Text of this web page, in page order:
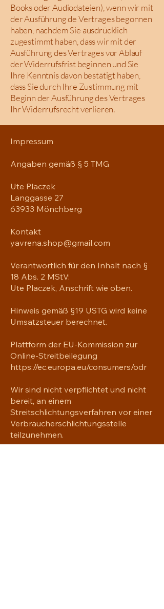
Books oder Audiodateien), wenn wir mit
der Ausführung de Vertrages begonnen
haben, nachdem Sie ausdrücklich
zugestimmt haben, dass wir mit der
Ausführung des Vertrages vor Ablauf
der Widerrufsfrist beginnen und Sie
Ihre Kenntnis davon bestätigt haben,
dass Sie durch Ihre Zustimmung mit
Beginn der Ausführung des Vertrages
Ihr Widerrufsrecht verlieren.
Impressum
Angaben gemäß § 5 TMG
Ute Placzek
Langgasse 27
63933 Mönchberg
Kontakt
yavrena.shop@gmail.com
Verantwortlich für den Inhalt nach §
18 Abs. 2 MStV:
Ute Placzek, Anschrift wie oben.
Hinweis gemäß §19 USTG wird keine
Umsatzsteuer berechnet.
Plattform der EU-Kommission zur
Online-Streitbeilegung
https://ec.europa.eu/consumers/odr
Wir sind nicht verpflichtet und nicht
bereit, an einem
Streitschlichtungsverfahren vor einer
Verbraucherschlichtungsstelle
teilzunehmen.